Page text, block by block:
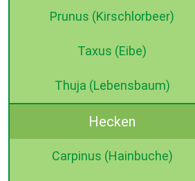
Prunus (Kirschlorbeer)
Taxus (Eibe)
Thuja (Lebensbaum)
Hecken
Carpinus (Hainbuche)